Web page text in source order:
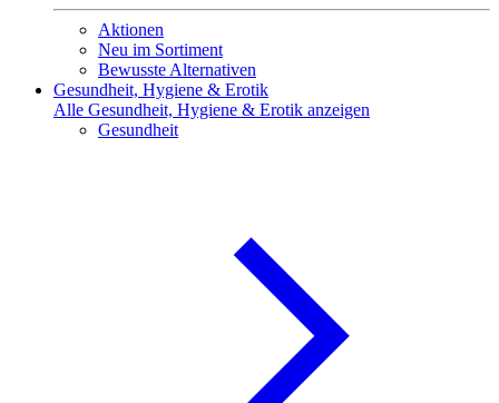
Aktionen
Neu im Sortiment
Bewusste Alternativen
Gesundheit, Hygiene & Erotik
Alle Gesundheit, Hygiene & Erotik anzeigen
Gesundheit